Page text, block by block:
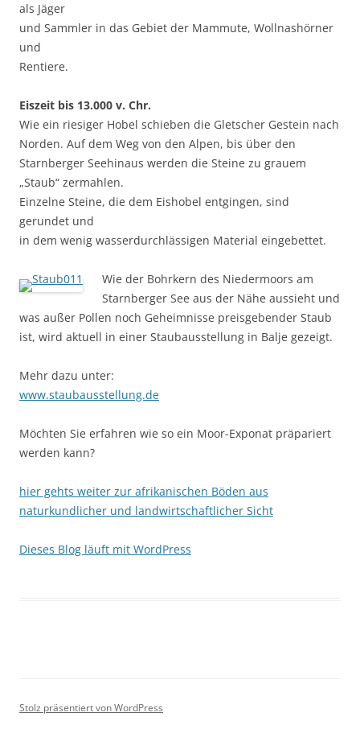
als Jäger
und Sammler in das Gebiet der Mammute, Wollnashörner
und
Rentiere.
Eiszeit bis 13.000 v. Chr.
Wie ein riesiger Hobel schieben die Gletscher Gestein nach
Norden. Auf dem Weg von den Alpen, bis über den
Starnberger Seehinaus werden die Steine zu grauem
„Staub“ zermahlen.
Einzelne Steine, die dem Eishobel entgingen, sind
gerundet und
in dem wenig wasserdurchlässigen Material eingebettet.
Wie der Bohrkern des Niedermoors am
Starnberger See aus der Nähe aussieht und
was außer Pollen noch Geheimnisse preisgebender Staub
ist, wird aktuell in einer Staubausstellung in Balje gezeigt.
Mehr dazu unter:
www.staubausstellung.de
Möchten Sie erfahren wie so ein Moor-Exponat präpariert
werden kann?
hier gehts weiter zur afrikanischen Böden aus
naturkundlicher und landwirtschaftlicher Sicht
Dieses Blog läuft mit WordPress
Stolz präsentiert von WordPress